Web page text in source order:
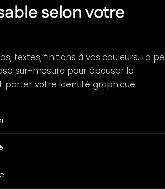
selon votre
textes, finitions à vos couleurs. La
sur-mesure pour épouser la
porter votre identité graphique.